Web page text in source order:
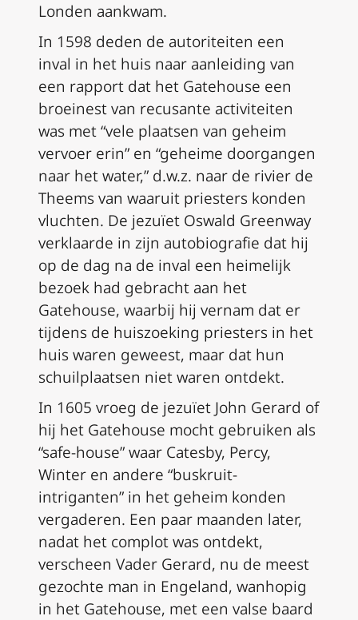
Londen aankwam.
In 1598 deden de autoriteiten een
inval in het huis naar aanleiding van
een rapport dat het Gatehouse een
broeinest van recusante activiteiten
was met “vele plaatsen van geheim
vervoer erin” en “geheime doorgangen
naar het water,” d.w.z. naar de rivier de
Theems van waaruit priesters konden
vluchten. De jezuïet Oswald Greenway
verklaarde in zijn autobiografie dat hij
op de dag na de inval een heimelijk
bezoek had gebracht aan het
Gatehouse, waarbij hij vernam dat er
tijdens de huiszoeking priesters in het
huis waren geweest, maar dat hun
schuilplaatsen niet waren ontdekt.
In 1605 vroeg de jezuïet John Gerard of
hij het Gatehouse mocht gebruiken als
“safe-house” waar Catesby, Percy,
Winter en andere “buskruit-
intriganten” in het geheim konden
vergaderen. Een paar maanden later,
nadat het complot was ontdekt,
verscheen Vader Gerard, nu de meest
gezochte man in Engeland, wanhopig
in het Gatehouse, met een valse baard